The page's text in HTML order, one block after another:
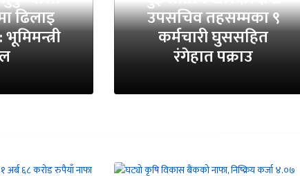
ढिलाइ उपसचिव तहसम्मका ९
कर्मचारी घुससहित
रंगेहात पक्राउ